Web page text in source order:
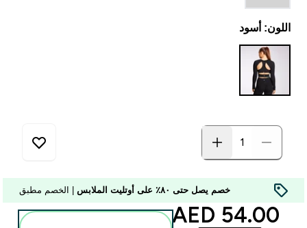
اللون: أسود
خصم يصل حتى ٨٠٪ على أوتليت الملابس | الخصم مطبق
discounted price
54.00 AED‎